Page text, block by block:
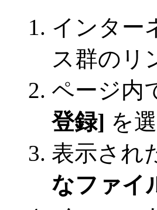
インター
ス群のリ
ページ内
登録] を
表示され
なファイ